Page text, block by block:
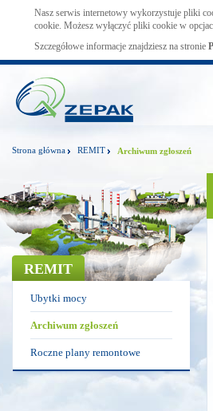
Nasz serwis internetowy wykorzystuje pliki
cookie. Możesz wyłączyć pliki cookie w
Szczegółowe informacje znajdziesz na stronie
Strona główna REMIT Archiwum zgłoszeń
REMIT
Ubytki mocy
Archiwum zgłoszeń
Roczne plany remontowe